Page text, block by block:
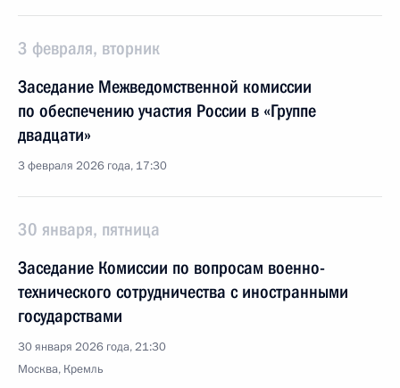
3 февраля, вторник
Заседание Межведомственной комиссии
по обеспечению участия России в «Группе
двадцати»
3 февраля 2026 года, 17:30
30 января, пятница
Заседание Комиссии по вопросам военно-
технического сотрудничества с иностранными
государствами
30 января 2026 года, 21:30
Москва, Кремль